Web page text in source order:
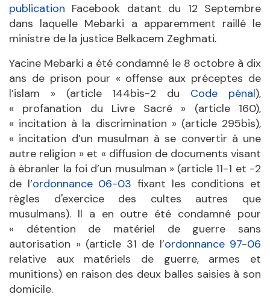
publication Facebook datant du 12 Septembre
dans laquelle Mebarki a apparemment raillé le
ministre de la justice Belkacem Zeghmati.
Yacine Mebarki a été condamné le 8 octobre à dix
ans de prison pour « offense aux préceptes de
l’islam » (article 144bis-2 du Code pénal),
« profanation du Livre Sacré » (article 160),
« incitation à la discrimination » (article 295bis),
« incitation d’un musulman à se convertir à une
autre religion » et « diffusion de documents visant
à ébranler la foi d’un musulman » (article 11-1 et -2
de l’ordonnance 06-03 fixant les conditions et
règles d'exercice des cultes autres que
musulmans). Il a en outre été condamné pour
« détention de matériel de guerre sans
autorisation » (article 31 de l’ordonnance 97-06
relative aux matériels de guerre, armes et
munitions) en raison des deux balles saisies à son
domicile.